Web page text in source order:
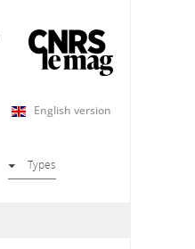
English version
Types